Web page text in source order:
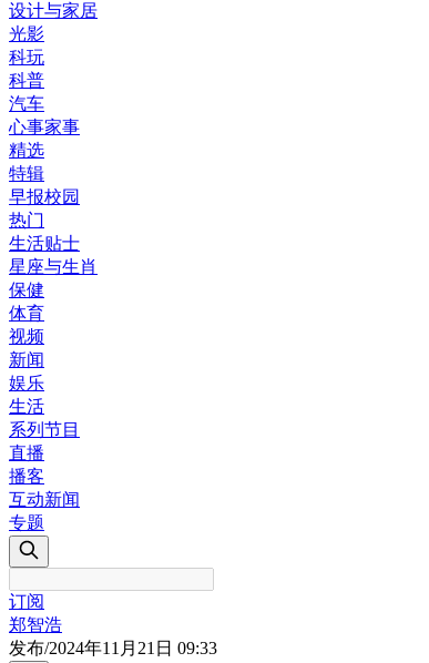
设计与家居
光影
科玩
科普
汽车
心事家事
精选
特辑
早报校园
热门
生活贴士
星座与生肖
保健
体育
视频
新闻
娱乐
生活
系列节目
直播
播客
互动新闻
专题
订阅
郑智浩
发布/2024年11月21日 09:33